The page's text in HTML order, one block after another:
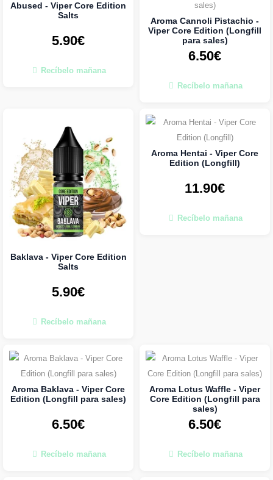
Abused - Viper Core Edition
Salts
5.90€
Recíbelo mañana
Aroma Cannoli Pistachio -
Viper Core Edition (Longfill
para sales)
6.50€
Recíbelo mañana
Baklava - Viper Core Edition
Salts
5.90€
Recíbelo mañana
Aroma Hentai - Viper Core
Edition (Longfill)
11.90€
Recíbelo mañana
Aroma Baklava - Viper Core
Edition (Longfill para sales)
6.50€
Recíbelo mañana
Aroma Lotus Waffle - Viper
Core Edition (Longfill para
sales)
6.50€
Recíbelo mañana